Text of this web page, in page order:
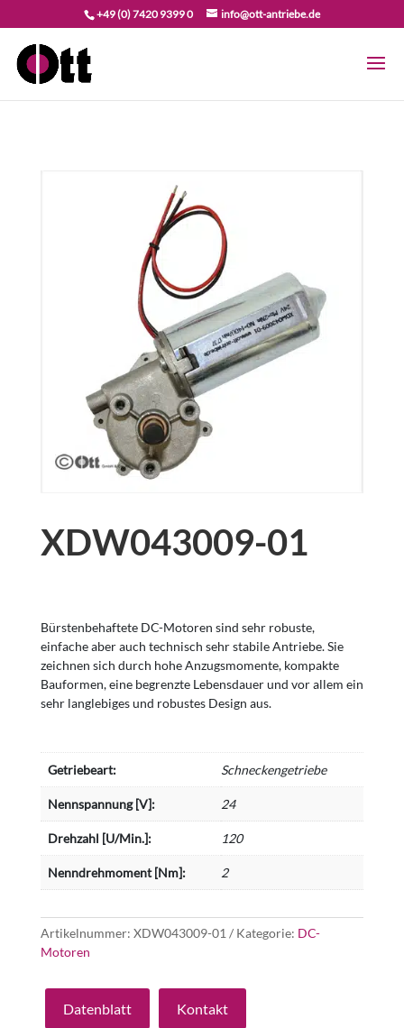
+49 (0) 7420 9399 0 info@ott-antriebe.de
XDW043009-01
Bürstenbehaftete DC-Motoren sind sehr robuste,
einfache aber auch technisch sehr stabile Antriebe. Sie
zeichnen sich durch hohe Anzugsmomente, kompakte
Bauformen, eine begrenzte Lebensdauer und vor allem ein
sehr langlebiges und robustes Design aus.
Getriebeart: Schneckengetriebe
Nennspannung [V]: 24
Drehzahl [U/Min.]: 120
Nenndrehmoment [Nm]: 2
Artikelnummer: XDW043009-01 Kategorie: DC-
Motoren
Datenblatt Kontakt